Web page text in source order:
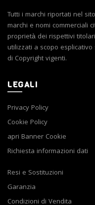
Tutti i marchi riportati nel
marchi e nomi commerciali
proprietà dei rispettivi
utilizzati a scopo
di Copyright vigenti.
LEGALI
Privacy Policy
Cookie Policy
apri Banner Cookie
Richiesta informazioni dati
Resi e Sostituzioni
Garanzia
Condizioni di Vendita